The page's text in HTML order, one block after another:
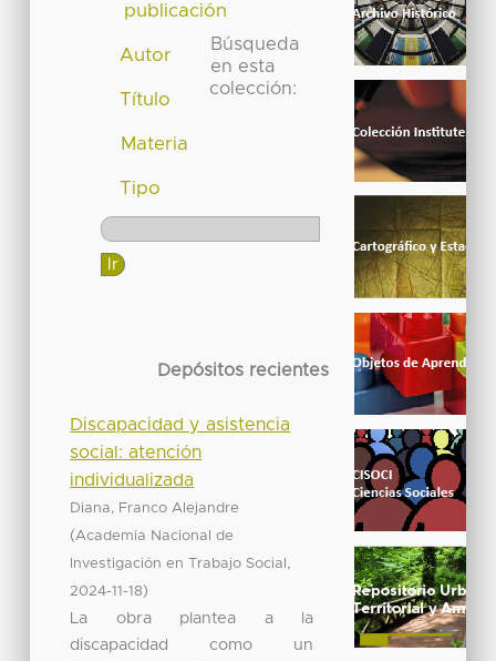
publicación
Autor
Título
Materia
Tipo
Búsqueda
en esta
colección:
Depósitos recientes
Discapacidad y asistencia
social: atención
individualizada
Diana, Franco Alejandre
(Academia Nacional de
Investigación en Trabajo Social ,
2024-11-18)
La obra plantea a la
discapacidad como un